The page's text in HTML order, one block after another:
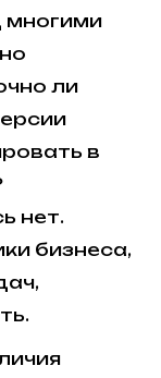
ли
в
нет.
бизнеса,